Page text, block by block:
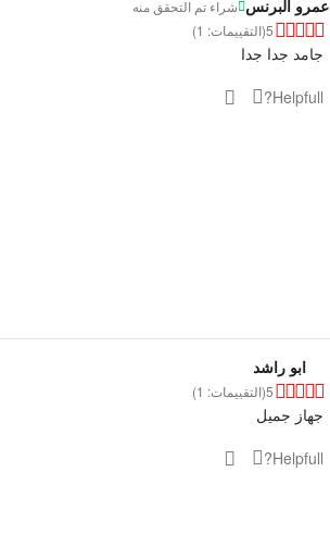
عمرو البرنس شراء تم التحقق منه
5(التقييمات: 1)
جامد جدا جدا
Helpfull?
ابو راشد
5(التقييمات: 1)
جهاز جميل
Helpfull?